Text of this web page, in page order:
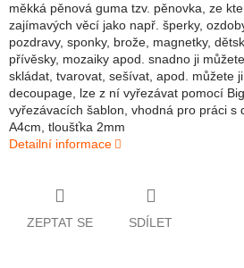
měkká pěnová guma tzv. pěnovka, ze
zajímavých věcí jako např. šperky,
pozdravy, sponky, brože, magnetky,
přívěsky, mozaiky apod. snadno ji
skládat, tvarovat, sešívat, apod. můžete
decoupage, lze z ní vyřezávat pomocí
vyřezávacích šablon, vhodná pro práci s
A4cm, tloušťka 2mm
Detailní informace
ZEPTAT SE SDÍLET